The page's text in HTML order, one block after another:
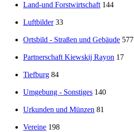
Land-und Forstwirtschaft 144
Luftbilder 33
Ortsbild - Straßen und Gebäude 577
Partnerschaft Kiewskij Rayon 17
Tiefburg 84
Umgebung - Sonstiges 140
Urkunden und Münzen 81
Vereine 198